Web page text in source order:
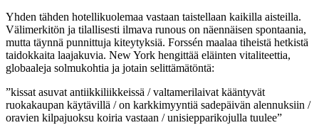
Yhden tähden hotellikuolemaa vastaan taistellaan kaikilla aisteilla.
Välimerkitön ja tilallisesti ilmava runous on näennäisen spontaania,
mutta täynnä punnittuja kiteytyksiä. Forssén maalaa tiheistä hetkistä
taidokkaita laajakuvia. New York hengittää eläinten vitaliteettia,
globaaleja solmukohtia ja jotain selittämätöntä:
”kissat asuvat antiikkiliikkeissä / valtamerilaivat kääntyvät
ruokakaupan käytävillä / on karkkimyyntiä sadepäivän alennuksiin /
oravien kilpajuoksu koiria vastaan / unisiepparikojulla tuulee”